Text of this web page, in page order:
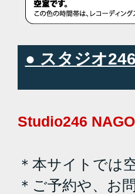
● スタジオ
Studio246
＊本サイトでは
＊ご予約や、お